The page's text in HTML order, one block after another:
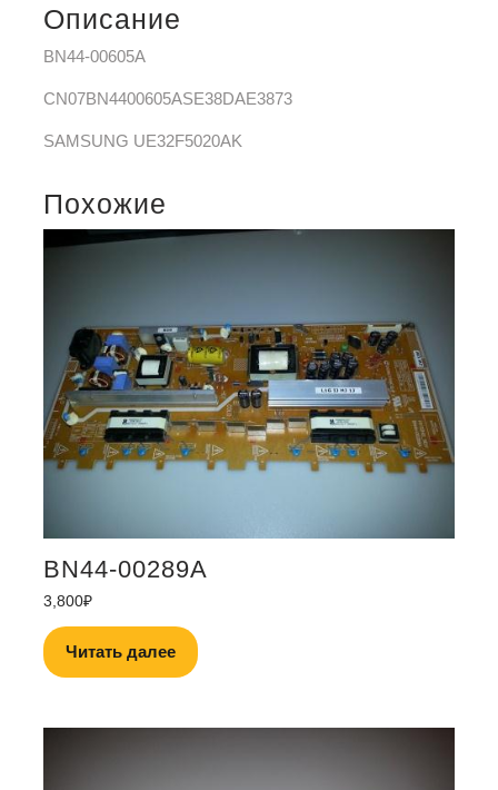
Описание
BN44-00605A
CN07BN4400605ASE38DAE3873
SAMSUNG UE32F5020AK
Похожие
BN44-00289A
3,800₽
Читать далее